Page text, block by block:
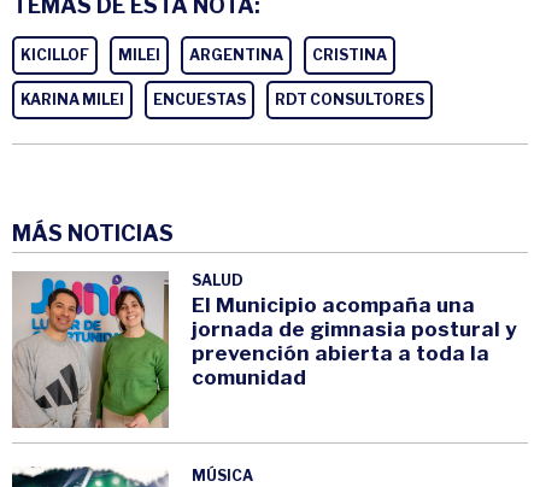
TEMAS DE ESTA NOTA:
KICILLOF MILEI ARGENTINA CRISTINA
KARINA MILEI ENCUESTAS RDT CONSULTORES
MÁS NOTICIAS
SALUD
El Municipio acompaña una
jornada de gimnasia postural y
prevención abierta a toda la
comunidad
MÚSICA